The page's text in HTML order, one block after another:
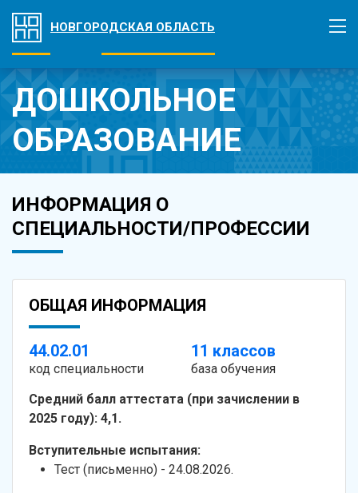
НОВГОРОДСКАЯ ОБЛАСТЬ
ДОШКОЛЬНОЕ
ОБРАЗОВАНИЕ
ИНФОРМАЦИЯ О
СПЕЦИАЛЬНОСТИ/ПРОФЕССИИ
ОБЩАЯ ИНФОРМАЦИЯ
44.02.01
код специальности
11 классов
база обучения
Средний балл аттестата (при зачислении в
2025 году): 4,1.
Вступительные испытания:
Тест (письменно) - 24.08.2026.